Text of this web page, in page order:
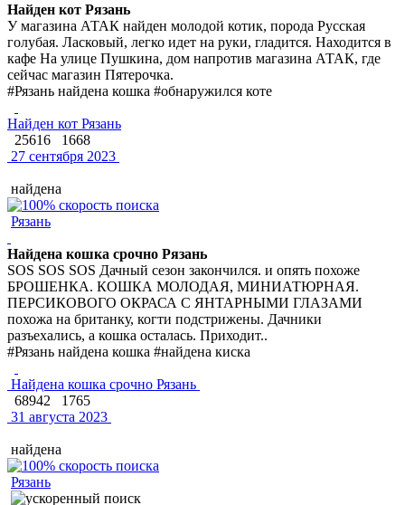
Найден кот Рязань
У магазина АТАК найден молодой котик, порода Русская
голубая. Ласковый, легко идет на руки, гладится. Находится в
кафе На улице Пушкина, дом напротив магазина АТАК, где
сейчас магазин Пятерочка.
#Рязань найдена кошка #обнаружился коте
Найден кот Рязань
25616
1668
27 сентября 2023
найдена
Рязань
Найдена кошка срочно Рязань
SOS SOS SOS Дачный сезон закончился. и опять похоже
БРОШЕНКА. КОШКА МОЛОДАЯ, МИНИАТЮРНАЯ.
ПЕРСИКОВОГО ОКРАСА С ЯНТАРНЫМИ ГЛАЗАМИ
похожа на британку, когти подстрижены. Дачники
разъехались, а кошка осталась. Приходит..
#Рязань найдена кошка #найдена киска
Найдена кошка срочно Рязань
68942
1765
31 августа 2023
найдена
Рязань